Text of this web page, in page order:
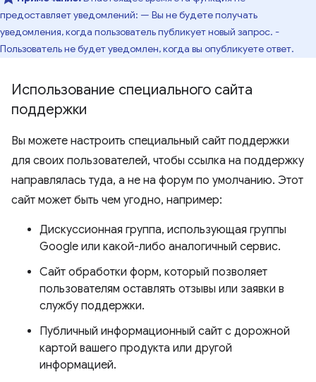
предоставляет уведомлений: — Вы не будете получать
уведомления, когда пользователь публикует новый запрос. -
Пользователь не будет уведомлен, когда вы опубликуете ответ.
Использование специального сайта
поддержки
Вы можете настроить специальный сайт поддержки
для своих пользователей, чтобы ссылка на поддержку
направлялась туда, а не на форум по умолчанию. Этот
сайт может быть чем угодно, например:
Дискуссионная группа, использующая группы
Google или какой-либо аналогичный сервис.
Сайт обработки форм, который позволяет
пользователям оставлять отзывы или заявки в
службу поддержки.
Публичный информационный сайт с дорожной
картой вашего продукта или другой
информацией.